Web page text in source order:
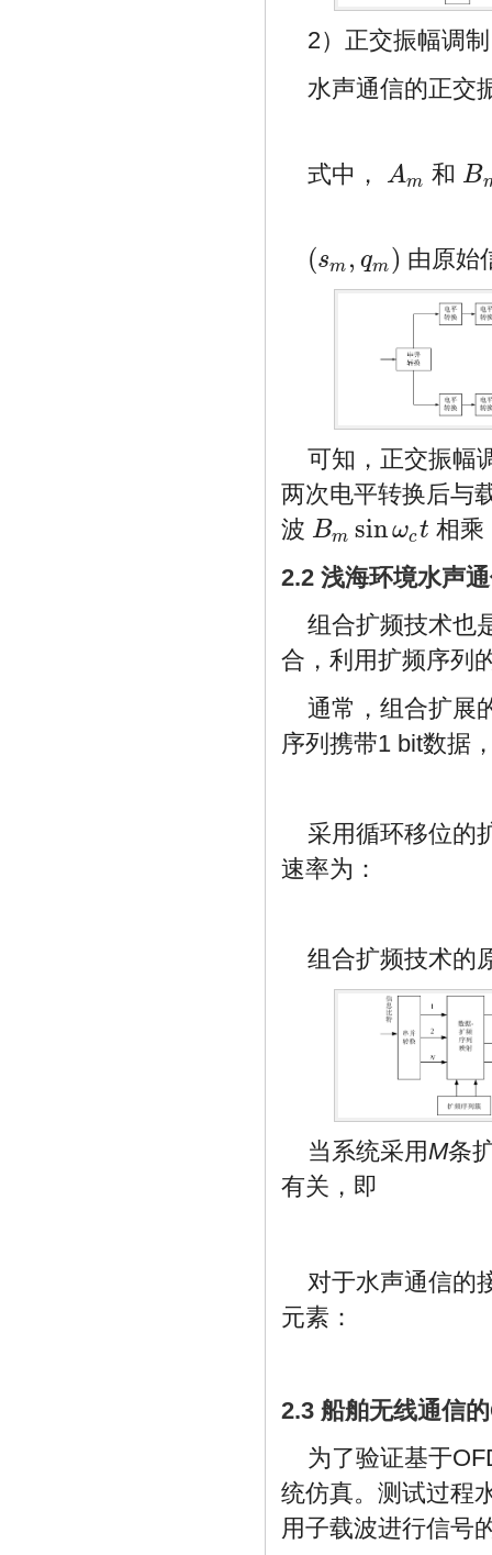
2）正交振幅调制
水声通信的正交
式中， Am
Am 和 B
Bm
(sm , qm)
(s m,qm) 由原始
可知，正交振幅
两次电平转换后与
波 Bm sinωct
Bmsin ωct
相乘
2.2 浅海环境水声
组合扩频技术也
合，利用扩频序列
通常，组合扩展
序列携带1 bit数据
采用循环移位的
速率为：
组合扩频技术的
当系统采用M条
有关，即
对于水声通信的
元素：
2.3 船舶无线通信
为了验证基于
统仿真。测试过程
用子载波进行信号